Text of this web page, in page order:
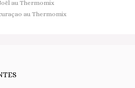
au Thermomix
au Thermomix